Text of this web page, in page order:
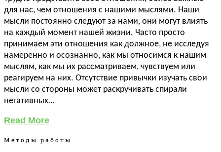
для нас, чем отношения с нашими мыслями. Наши
мысли постоянно следуют за нами, они могут влиять
на каждый момент нашей жизни. Часто просто
принимаем эти отношения как должное, не исследуя
намеренно и осознанно, как мы относимся к нашим
мыслям, как мы их рассматриваем, чувствуем или
реагируем на них. Отсутствие привычки изучать свои
мысли со стороны может раскручивать спирали
негативных…
Read More
Методы работы